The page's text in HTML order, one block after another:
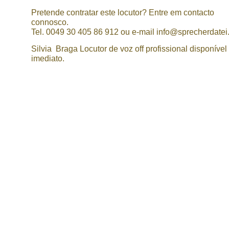
Pretende contratar este locutor? Entre em contacto
connosco.
Tel. 0049 30 405 86 912 ou e-mail
Silvia Braga Locutor de voz off profissional disponível
imediato.